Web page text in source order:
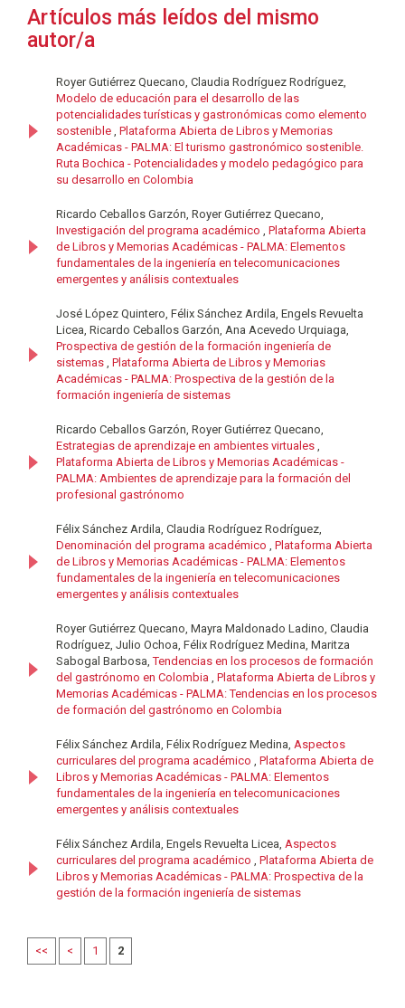
Artículos más leídos del mismo
autor/a
Royer Gutiérrez Quecano, Claudia Rodríguez Rodríguez,
Modelo de educación para el desarrollo de las
potencialidades turísticas y gastronómicas como elemento
sostenible , Plataforma Abierta de Libros y Memorias
Académicas - PALMA: El turismo gastronómico sostenible.
Ruta Bochica - Potencialidades y modelo pedagógico para
su desarrollo en Colombia
Ricardo Ceballos Garzón, Royer Gutiérrez Quecano,
Investigación del programa académico , Plataforma Abierta
de Libros y Memorias Académicas - PALMA: Elementos
fundamentales de la ingeniería en telecomunicaciones
emergentes y análisis contextuales
José López Quintero, Félix Sánchez Ardila, Engels Revuelta
Licea, Ricardo Ceballos Garzón, Ana Acevedo Urquiaga,
Prospectiva de gestión de la formación ingeniería de
sistemas , Plataforma Abierta de Libros y Memorias
Académicas - PALMA: Prospectiva de la gestión de la
formación ingeniería de sistemas
Ricardo Ceballos Garzón, Royer Gutiérrez Quecano,
Estrategias de aprendizaje en ambientes virtuales ,
Plataforma Abierta de Libros y Memorias Académicas -
PALMA: Ambientes de aprendizaje para la formación del
profesional gastrónomo
Félix Sánchez Ardila, Claudia Rodríguez Rodríguez,
Denominación del programa académico , Plataforma Abierta
de Libros y Memorias Académicas - PALMA: Elementos
fundamentales de la ingeniería en telecomunicaciones
emergentes y análisis contextuales
Royer Gutiérrez Quecano, Mayra Maldonado Ladino, Claudia
Rodríguez, Julio Ochoa, Félix Rodríguez Medina, Maritza
Sabogal Barbosa,Tendencias en los procesos de formación
del gastrónomo en Colombia , Plataforma Abierta de Libros y
Memorias Académicas - PALMA: Tendencias en los procesos
de formación del gastrónomo en Colombia
Félix Sánchez Ardila, Félix Rodríguez Medina, Aspectos
curriculares del programa académico , Plataforma Abierta de
Libros y Memorias Académicas - PALMA: Elementos
fundamentales de la ingeniería en telecomunicaciones
emergentes y análisis contextuales
Félix Sánchez Ardila, Engels Revuelta Licea, Aspectos
curriculares del programa académico , Plataforma Abierta de
Libros y Memorias Académicas - PALMA: Prospectiva de la
gestión de la formación ingeniería de sistemas
<< < 1 2